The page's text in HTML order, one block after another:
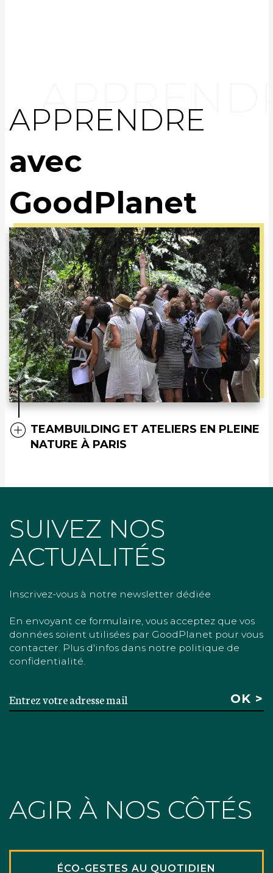
APPRENDRE
avec
GoodPlanet
TEAMBUILDING ET ATELIERS EN PLEINE
NATURE À PARIS
SUIVEZ NOS
ACTUALITÉS
Inscrivez-vous à notre newsletter dédiée
En envoyant ce formulaire, vous acceptez que vos
données soient utilisées par GoodPlanet pour vous
contacter. Plus d'infos dans notre politique de
confidentialité.
AGIR À NOS CÔTÉS
ÉCO-GESTES AU QUOTIDIEN